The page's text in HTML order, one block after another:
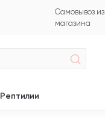
Самовывоз из
магазина
Рептилии